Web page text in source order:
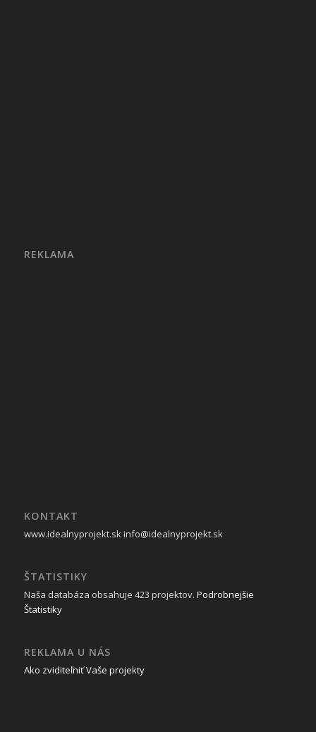
REKLAMA
KONTAKT
www.idealnyprojekt.skinfo@idealnyprojekt.sk
ŠTATISTIKY
Naša databáza obsahuje 423 projektov. Podrobnejšie
Štatistiky
REKLAMA U NÁS
Ako zviditeľniť Vaše projekty